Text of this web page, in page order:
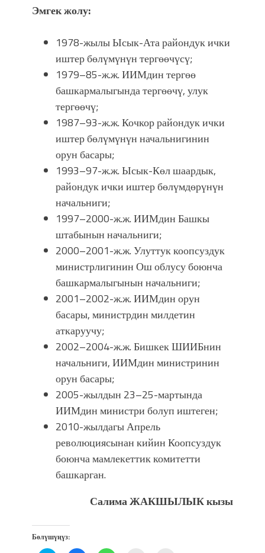
Эмгек жолу:
1978-жылы Ысык-Ата райондук ички
иштер бөлүмүнүн тергөөчүсү;
1979–85-ж.ж. ИИМдин тергөө
башкармалыгында тергөөчү, улук
тергөөчү;
1987–93-ж.ж. Кочкор райондук ички
иштер бөлүмүнүн начальнигинин
орун басары;
1993–97-ж.ж. Ысык-Көл шаардык,
райондук ички иштер бөлүмдөрүнүн
начальниги;
1997–2000-ж.ж. ИИМдин Башкы
штабынын начальниги;
2000–2001-ж.ж. Улуттук коопсуздук
министрлигинин Ош облусу боюнча
башкармалыгынын начальниги;
2001–2002-ж.ж. ИИМдин орун
басары, министрдин милдетин
аткаруучу;
2002–2004-ж.ж. Бишкек ШИИБнин
начальниги, ИИМдин министринин
орун басары;
2005-жылдын 23–25-мартында
ИИМдин министри болуп иштеген;
2010-жылдагы Апрель
революциясынан кийин Коопсуздук
боюнча мамлекеттик комитетти
башкарган.
Салима ЖАКШЫЛЫК кызы
Бөлүшүңүз: